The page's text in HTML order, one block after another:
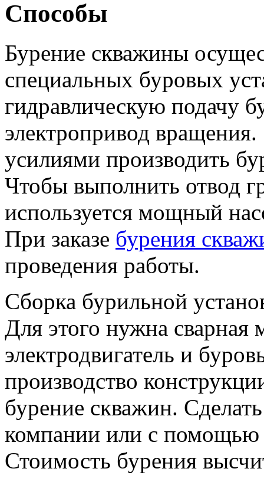
Способы
Бурение скважины
специальных буровых
гидравлическую подачу
электропривод
усилиями производить
Чтобы выполнить отвод
используется мощный
При заказе бурения
проведения работы.
Сборка бурильной
Для этого нужна сварная
электродвигатель и
производство
бурение скважин.
компании или с помощью
Стоимость бурения